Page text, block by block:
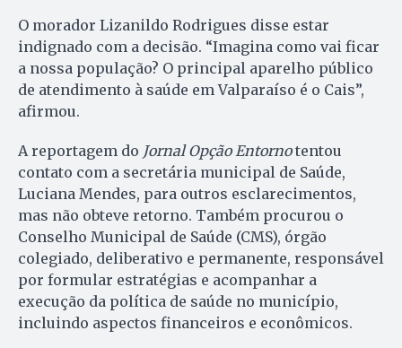
O morador Lizanildo Rodrigues disse estar
indignado com a decisão. “Imagina como vai ficar
a nossa população? O principal aparelho público
de atendimento à saúde em Valparaíso é o Cais”,
afirmou.
A reportagem do Jornal Opção Entornotentou
contato com a secretária municipal de Saúde,
Luciana Mendes, para outros esclarecimentos,
mas não obteve retorno. Também procurou o
Conselho Municipal de Saúde (CMS), órgão
colegiado, deliberativo e permanente, responsável
por formular estratégias e acompanhar a
execução da política de saúde no município,
incluindo aspectos financeiros e econômicos.